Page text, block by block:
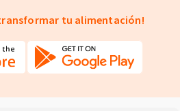
tu alimentación!